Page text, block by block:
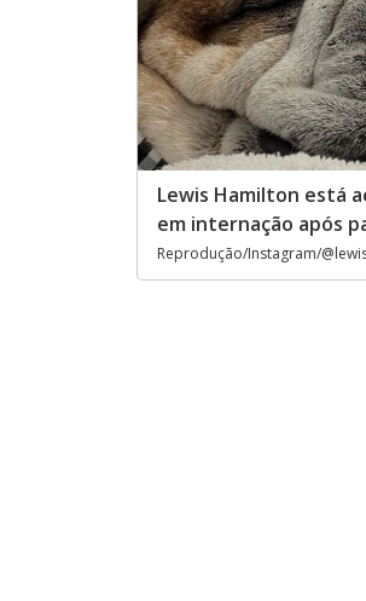
Lewis Hamilton está
em internação após
Reprodução/Instagram/